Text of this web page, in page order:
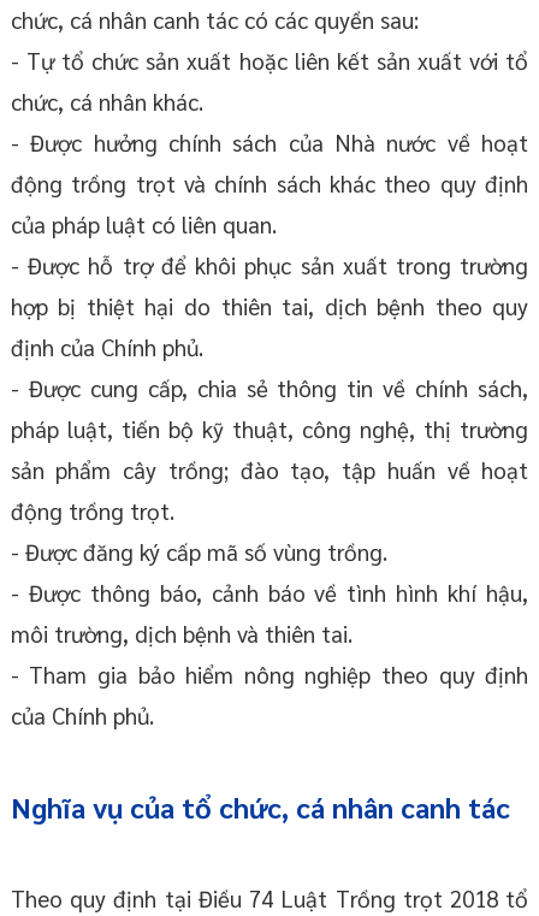
chức, cá nhân canh tác có các quyền sau:
- Tự tổ chức sản xuất hoặc liên kết sản xuất với tổ
chức, cá nhân khác.
- Được hưởng chính sách của Nhà nước về hoạt
động trồng trọt và chính sách khác theo quy định
của pháp luật có liên quan.
- Được hỗ trợ để khôi phục sản xuất trong trường
hợp bị thiệt hại do thiên tai, dịch bệnh theo quy
định của Chính phủ.
- Được cung cấp, chia sẻ thông tin về chính sách,
pháp luật, tiến bộ kỹ thuật, công nghệ, thị trường
sản phẩm cây trồng; đào tạo, tập huấn về hoạt
động trồng trọt.
- Được đăng ký cấp mã số vùng trồng.
- Được thông báo, cảnh báo về tình hình khí hậu,
môi trường, dịch bệnh và thiên tai.
- Tham gia bảo hiểm nông nghiệp theo quy định
của Chính phủ.
Nghĩa vụ của tổ chức, cá nhân canh tác
Theo quy định tại Điều 74 Luật Trồng trọt 2018 tổ